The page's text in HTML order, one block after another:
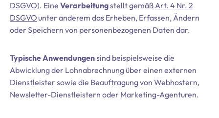
DSGVO). Eine Verarbeitungstellt gemäßArt. 4 Nr. 2
DSGVOunter anderem das Erheben, Erfassen, Ändern
oder Speichern von personenbezogenen Daten dar.
Typische Anwendungensind beispielsweise die
Abwicklung der Lohnabrechnung über einen externen
Dienstleister sowie die Beauftragung von Webhostern,
Newsletter-Dienstleistern oder Marketing-Agenturen.